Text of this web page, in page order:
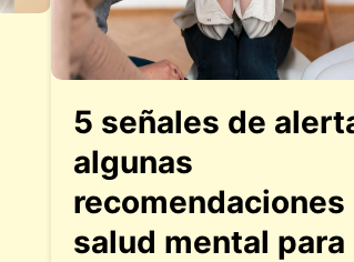
5 señales de
algunas
recomendaciones
salud mental para